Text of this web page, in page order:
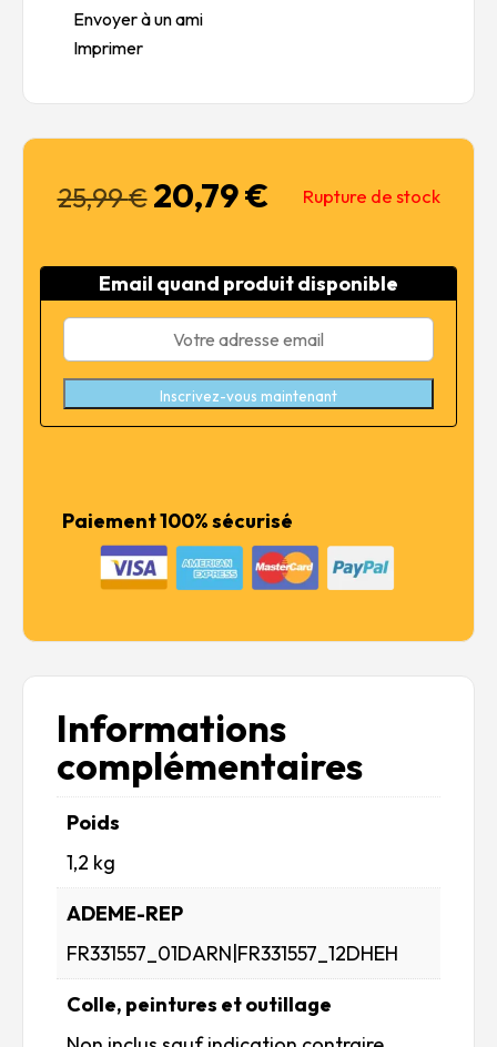
Envoyer à un ami
Imprimer
25,99€ Le
prix
était :
25,99 €.
20,79€Le
est :
20,79 €.
Rupture de stock
Email quand produit disponible
Inscrivez-vous maintenant
Paiement 100% sécurisé
Informations
complémentaires
Poids
1,2 kg
ADEME-REP
FR331557_01DARN|FR331557_12DHEH
Colle, peintures et outillage